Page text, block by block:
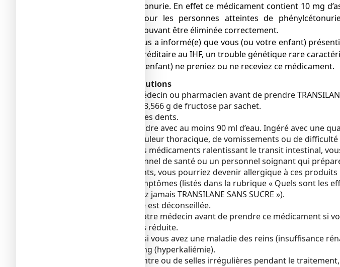
● En cas de phénylcétonurie. En effet ce médicament contient 10 mg
être dangereux pour les personnes atteintes de
phénylalanine ne pouvant être éliminée correctement.
● Si votre médecin vous a informé(e) que vous (ou votre enfant)
une intolérance héréditaire au IHF, un trouble génétique rare
que vous (ou votre enfant) ne preniez ou ne receviez ce médicament.
Avertissements et précautions
Adressez-vous à votre médecin ou pharmacien avant de prendre
Ce médicament contient 3,566 g de fructose par sachet.
Le fructose peut abîmer les dents.
Chaque sachet est à prendre avec au moins 90 ml d’eau. Ingéré avec
l’œsophage. En cas de douleur thoracique, de vomissements ou de
Si vous êtes traité par des médicaments ralentissant le transit intestinal,
Si vous êtes un professionnel de santé ou un personnel soignant qui
administration aux patients, vous pourriez devenir allergique à ces
si vous présentez des symptômes (listés dans la rubrique « Quels sont les
(voir rubrique « Ne prenez jamais TRANSILANE SANS SUCRE »).
Une utilisation prolongée est déconseillée.
Consultez au préalable votre médecin avant de prendre ce médicament si
une activité physique très réduite.
Prévenez votre médecin si vous avez une maladie des reins (insuffisance
potassium dans votre sang (hyperkaliémie).
En cas de douleurs au ventre ou de selles irrégulières pendant le